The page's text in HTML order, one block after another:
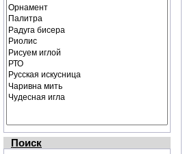
Поиск